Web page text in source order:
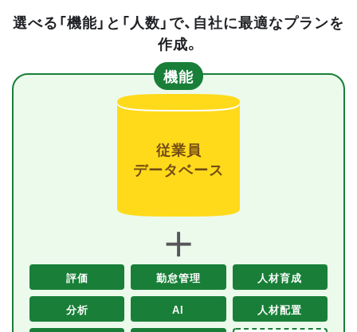
選べる「機能」と「人数」で、自社に最適なプランを
作成。
機能
従業員
データベース
＋
評価 勤怠管理 人材育成
分析 AI 人材配置